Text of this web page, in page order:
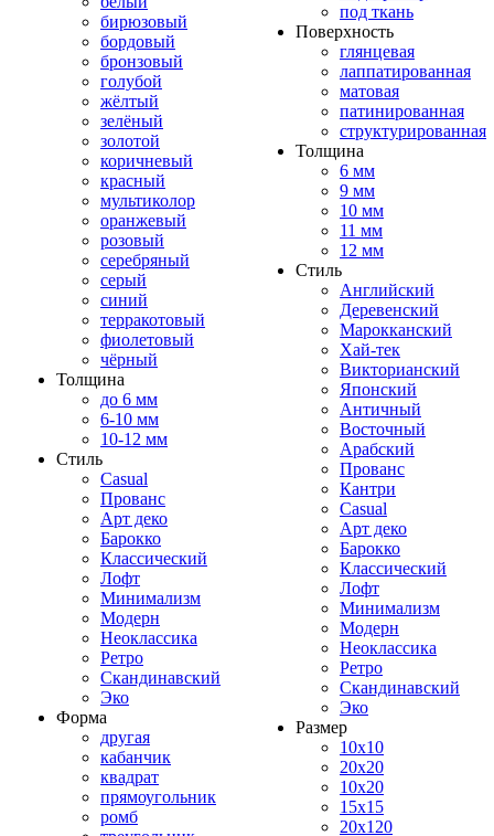
бирюзовый
бордовый
бронзовый
голубой
жёлтый
зелёный
золотой
коричневый
красный
мультиколор
оранжевый
розовый
серебряный
серый
синий
терракотовый
фиолетовый
чёрный
Толщина
до 6 мм
6-10 мм
10-12 мм
Стиль
Casual
Прованс
Арт деко
Барокко
Классический
Лофт
Минимализм
Модерн
Неоклассика
Ретро
Скандинавский
Эко
Форма
другая
кабанчик
квадрат
прямоугольник
ромб
под ткань
Поверхность
глянцевая
лаппатированная
матовая
патинированная
структурированная
Толщина
6 мм
9 мм
10 мм
11 мм
12 мм
Стиль
Английский
Деревенский
Марокканский
Хай-тек
Викторианский
Японский
Античный
Восточный
Арабский
Прованс
Кантри
Casual
Арт деко
Барокко
Классический
Лофт
Минимализм
Модерн
Неоклассика
Ретро
Скандинавский
Эко
Размер
10x10
20x20
10x20
15x15
20x120